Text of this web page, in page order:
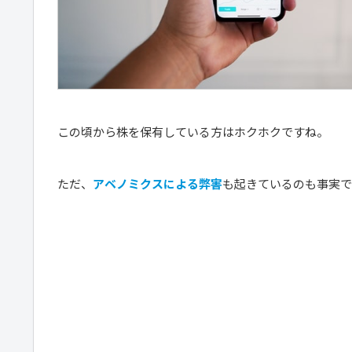
この頃から株を保有している方はホクホクですね。
ただ、 アベノミクスによる弊害も起きているのも事